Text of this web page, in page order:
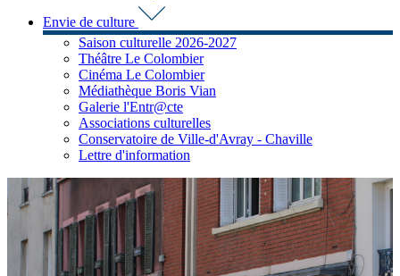
Envie de culture
Saison culturelle 2026-2027
Théâtre Le Colombier
Cinéma Le Colombier
Médiathèque Boris Vian
Galerie l'Entr@cte
Associations culturelles
Conservatoire de Ville-d'Avray - Chaville
Lettre d'information